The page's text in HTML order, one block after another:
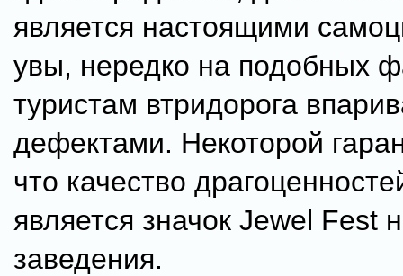
является настоящими
увы, нередко на подобных
туристам втридорога
дефектами. Некоторой
что качество
является значок Jewel Fest
заведения.